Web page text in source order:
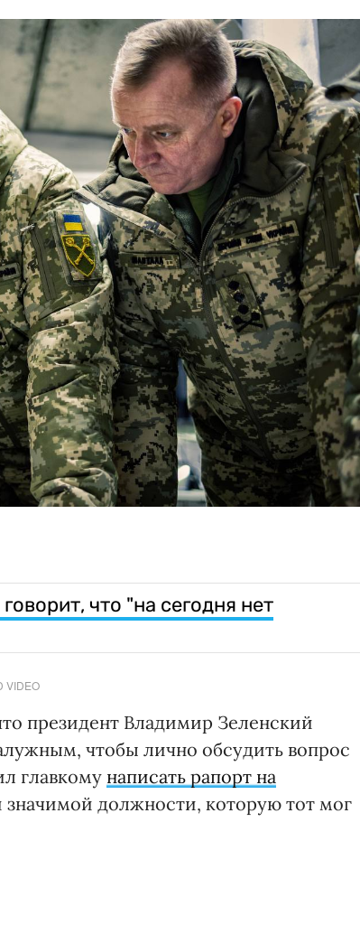
что "на сегодня нет
VIDEO
президент Владимир Зеленский
чтобы лично обсудить вопрос
главкому написать рапорт на
должности, которую тот мог